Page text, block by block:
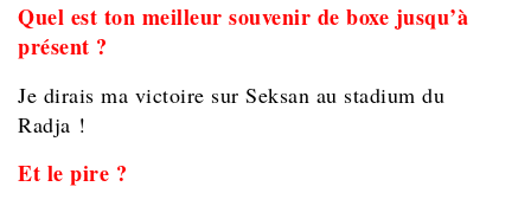
Quel est ton meilleur souvenir de boxe jusqu’à
présent ?
Je dirais ma victoire sur Seksan au stadium du
Radja !
Et le pire ?